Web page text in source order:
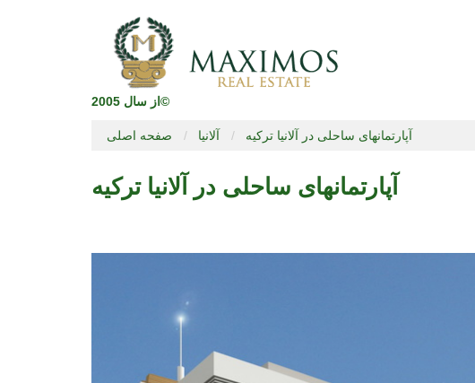
از سال 2005©
صفحه اصلی آلانیا آپارتمانهای ساحلی در آلانیا ترکیه
آپارتمانهای ساحلی در آلانیا ترکیه